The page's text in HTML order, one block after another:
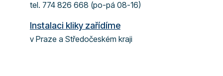
tel. 774 826 668 (po-pá 08-16)
Instalaci kliky zařídíme
v Praze a Středočeském kraji